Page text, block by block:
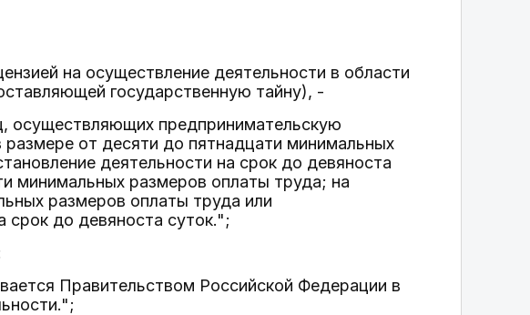
на осуществление деятельности в области
государственную тайну), -
осуществляющих предпринимательскую
от десяти до пятнадцати минимальных
деятельности на срок до девяноста
минимальных размеров оплаты труда; на
размеров оплаты труда или
срок до девяноста суток.";
Правительством Российской Федерации в